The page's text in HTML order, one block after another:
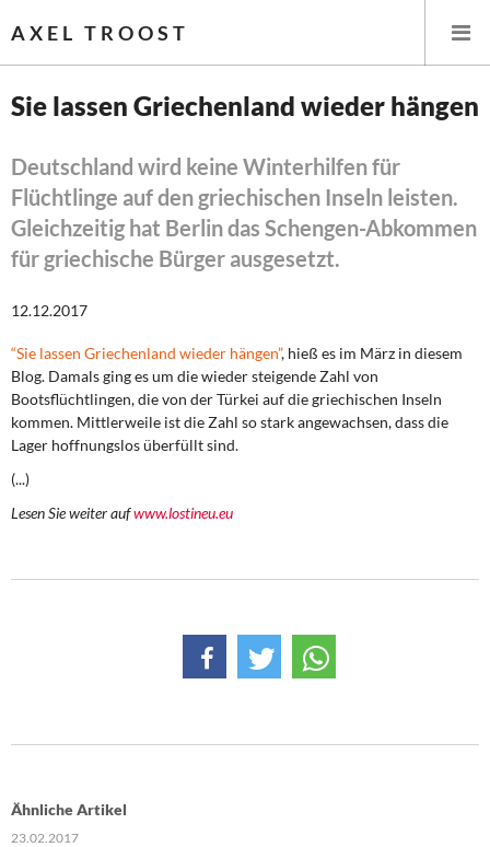
AXEL TROOST
Themen
Leitlinien linker Wirtschafts- und Finanzpolitik
Wirtschaftspolitik
Steuer- und Finanzpolitik
Öffentliche Infrastruktur und Daseinsvorsorge
Eurokrise und Griechenland
DIE LINKE
Institut Solidarische Moderne
Kontakt
Sie lassen Griechenland wieder hängen
Deutschland wird keine Winterhilfen für
Flüchtlinge auf den griechischen Inseln leisten.
Gleichzeitig hat Berlin das Schengen-Abkommen
für griechische Bürger ausgesetzt.
12.12.2017
“Sie lassen Griechenland wieder hängen”, hieß es im März in diesem
Blog. Damals ging es um die wieder steigende Zahl von
Bootsflüchtlingen, die von der Türkei auf die griechischen Inseln
kommen. Mittlerweile ist die Zahl so stark angewachsen, dass die
Lager hoffnungslos überfüllt sind.
(...)
Lesen Sie weiter aufwww.lostineu.eu
Ähnliche Artikel
23.02.2017